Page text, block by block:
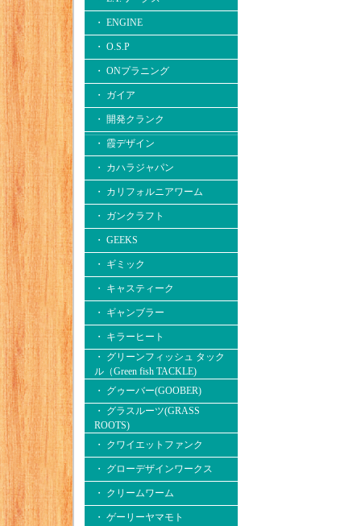
・ ENGINE
・ O.S.P
・ ONプラニング
・ ガイア
・ 開発クランク
・ 霞デザイン
・ カハラジャパン
・ カリフォルニアワーム
・ ガンクラフト
・ GEEKS
・ ギミック
・ キャスティーク
・ ギャンブラー
・ キラーヒート
・ グリーンフィッシュ タック
ル（Green fish TACKLE)
・ グゥーバー(GOOBER)
・ グラスルーツ(GRASS
ROOTS)
・ クワイエットファンク
・ グローデザインワークス
・ クリームワーム
・ ゲーリーヤマモト